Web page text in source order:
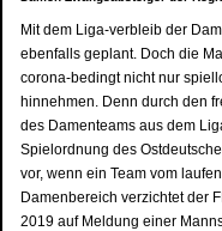
Mit dem Liga-verbleib der
ebenfalls geplant. Doch die
corona-bedingt nicht nur
hinnehmen. Denn durch den
des Damenteams aus dem
Spielordnung des
vor, wenn ein Team vom
Damenbereich verzichtet der
2019 auf Meldung einer